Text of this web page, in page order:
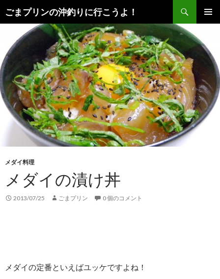
ごまプリンの沖釣りに行こうよ！
索
ン
ツ
へ
ス
キ
ッ
プ
メダイ料理
メダイの漬け丼
2013/07/25 ごまプリン 0 個のコメント
メダイの定番といえばユッケですよね！